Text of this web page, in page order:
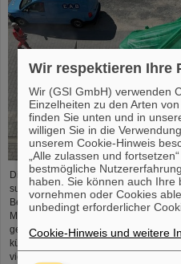
Die erste Komponente des FAIR-
supraleitender Multiplett-Magnet, ist
Bei einem Multiplett handelt es sich
Magnettypen (Quadrupol, Sextupol,
gemeinsamen flüssigen
kürzliche Transport der rund fünf
vier Meter hohen Komponente mit
Wir respektieren Ihre
Wir (GSI GmbH) verwenden
Einzelheiten zu den Arten
finden Sie unten und in
willigen Sie in die
unserem Cookie-Hinweis
„Alle zulassen und
bestmögliche
haben. Sie können auch Ihre
vornehmen oder Cookies
unbedingt erforderlicher
Cookie-Hinweis und weitere